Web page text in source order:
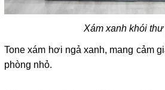
Xám xanh khói
Tone xám hơi ngả xanh, mang cảm
phòng nhỏ.